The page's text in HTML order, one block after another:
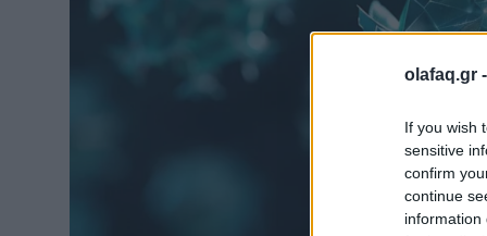
olafaq.gr -
If you wish
sensitive
confirm
continue
information